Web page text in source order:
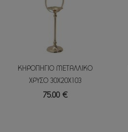
ΚΗΡΟΠΗΓΙΟ ΜΕΤΑΛΛΙΚΟ
ΧΡΥΣΟ 30X20X103
75.00 €